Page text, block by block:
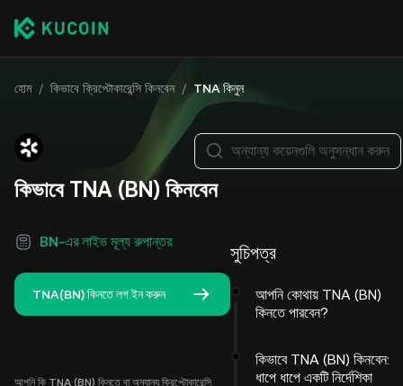
হোম / কিভাবে ক্রিপ্টোকারেন্সি কিনবেন / TNA কিনুন
কিভাবে TNA (BN) কিনবেন
BN-এর লাইভ মূল্য রুপান্তর
TNA(BN) কিনতে লগ ইন করুন
আপনি কি TNA (BN) কিনতে বা অন্যান্য ক্রিপ্টোকারেন্সি
অন্যান্য কয়েনগুলি অনুসন্ধান করুন
সুচিপত্র
আপনি কোথায় TNA (BN)
কিনতে পারবেন?
কিভাবে TNA (BN) কিনবেন:
ধাপে ধাপে একটি নির্দেশিকা